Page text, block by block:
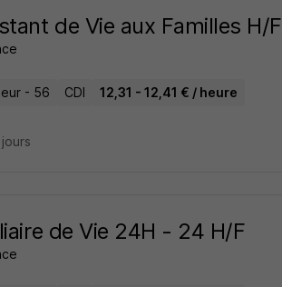
de Vie aux Familles H/F
- 56 CDI 12,31 - 12,41 € / heure
de Vie 24H - 24 H/F